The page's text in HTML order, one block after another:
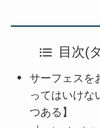
目次(
サーフェスを
ってはいけ
つある】